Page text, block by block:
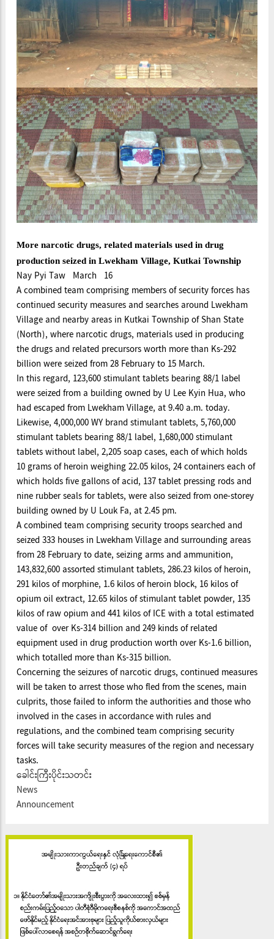
More narcotic drugs, related materials used in drug
production seized in Lwekham Village, Kutkai Township
Nay Pyi Taw March 16
A combined team comprising members of security forces has
continued security measures and searches around Lwekham
Village and nearby areas in Kutkai Township of Shan State
(North), where narcotic drugs, materials used in producing
the drugs and related precursors worth more than Ks-292
billion were seized from 28 February to 15 March.
In this regard, 123,600 stimulant tablets bearing 88/1 label
were seized from a building owned by U Lee Kyin Hua, who
had escaped from Lwekham Village, at 9.40 a.m. today.
Likewise, 4,000,000 WY brand stimulant tablets, 5,760,000
stimulant tablets bearing 88/1 label, 1,680,000 stimulant
tablets without label, 2,205 soap cases, each of which holds
10 grams of heroin weighing 22.05 kilos, 24 containers each of
which holds five gallons of acid, 137 tablet pressing rods and
nine rubber seals for tablets, were also seized from one-storey
building owned by U Louk Fa, at 2.45 pm.
A combined team comprising security troops searched and
seized 333 houses in Lwekham Village and surrounding areas
from 28 February to date, seizing arms and ammunition,
143,832,600 assorted stimulant tablets, 286.23 kilos of heroin,
291 kilos of morphine, 1.6 kilos of heroin block, 16 kilos of
opium oil extract, 12.65 kilos of stimulant tablet powder, 135
kilos of raw opium and 441 kilos of ICE with a total estimated
value of over Ks-314 billion and 249 kinds of related
equipment used in drug production worth over Ks-1.6 billion,
which totalled more than Ks-315 billion.
Concerning the seizures of narcotic drugs, continued measures
will be taken to arrest those who fled from the scenes, main
culprits, those failed to inform the authorities and those who
involved in the cases in accordance with rules and
regulations, and the combined team comprising security
forces will take security measures of the region and necessary
tasks.
ခေါင်းကြီးပိုင်းသတင်း
News
Announcement